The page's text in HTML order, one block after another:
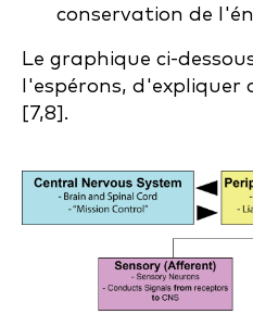
conservation de
Le graphique ci-
l'espérons, d'expliquer
[7,8].